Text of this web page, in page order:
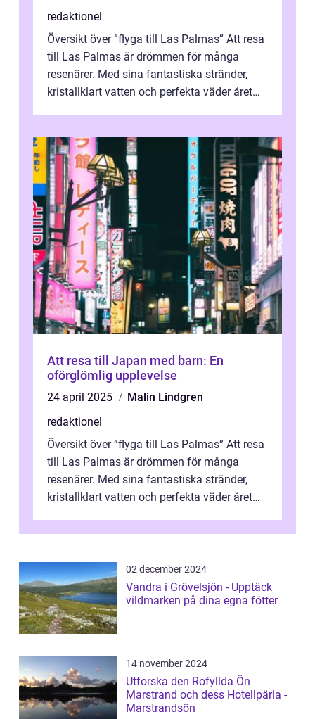
redaktionel
Översikt över ”flyga till Las Palmas” Att resa
till Las Palmas är drömmen för många
resenärer. Med sina fantastiska stränder,
kristallklart vatten och perfekta väder året
Att resa till Japan med barn: En
oförglömlig upplevelse
24 april 2025
Malin Lindgren
redaktionel
Översikt över ”flyga till Las Palmas” Att resa
till Las Palmas är drömmen för många
resenärer. Med sina fantastiska stränder,
kristallklart vatten och perfekta väder året
02 december 2024
Vandra i Grövelsjön - Upptäck
vildmarken på dina egna fötter
14 november 2024
Utforska den Rofyllda Ön
Marstrand och dess Hotellpärla -
Marstrandsön